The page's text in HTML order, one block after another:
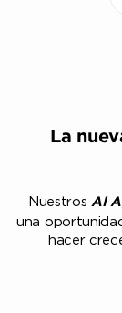
La
Nuestros AI
una
hacer